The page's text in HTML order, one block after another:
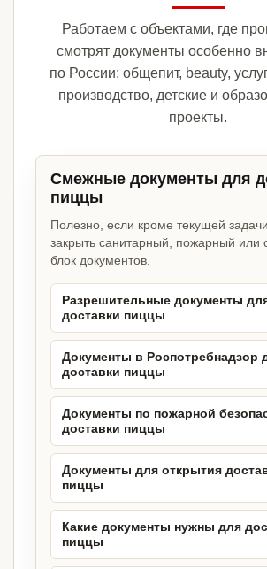
Работаем с объектами, где
смотрят документы особенно
по России: общепит, beauty,
производство, детские и
проекты.
Смежные документы для
пиццы
Полезно, если кроме текущей
закрыть санитарный, пожарный или
блок документов.
Разрешительные документы
доставки пиццы
Документы в Роспотребнадзор
доставки пиццы
Документы по пожарной
доставки пиццы
Документы для открытия
пиццы
Какие документы нужны для
пиццы